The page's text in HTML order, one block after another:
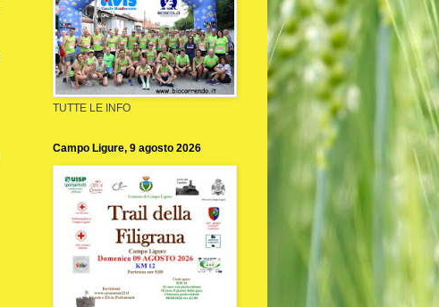
TUTTE LE INFO
Campo Ligure, 9 agosto 2026